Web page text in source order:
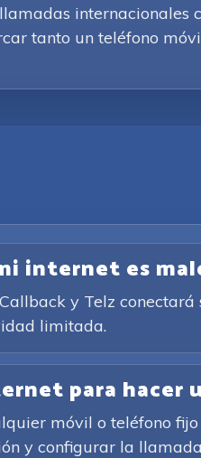
internacionales
tanto un teléfono
internet es
y Telz
limitada.
para hacer
móvil o teléfono
y configurar la